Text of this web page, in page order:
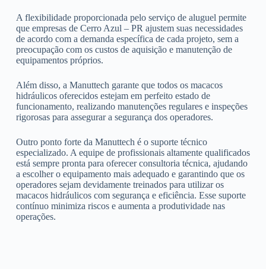
A flexibilidade proporcionada pelo serviço de aluguel permite
que empresas de Cerro Azul – PR ajustem suas necessidades
de acordo com a demanda específica de cada projeto, sem a
preocupação com os custos de aquisição e manutenção de
equipamentos próprios.
Além disso, a Manuttech garante que todos os macacos
hidráulicos oferecidos estejam em perfeito estado de
funcionamento, realizando manutenções regulares e inspeções
rigorosas para assegurar a segurança dos operadores.
Outro ponto forte da Manuttech é o suporte técnico
especializado. A equipe de profissionais altamente qualificados
está sempre pronta para oferecer consultoria técnica, ajudando
a escolher o equipamento mais adequado e garantindo que os
operadores sejam devidamente treinados para utilizar os
macacos hidráulicos com segurança e eficiência. Esse suporte
contínuo minimiza riscos e aumenta a produtividade nas
operações.